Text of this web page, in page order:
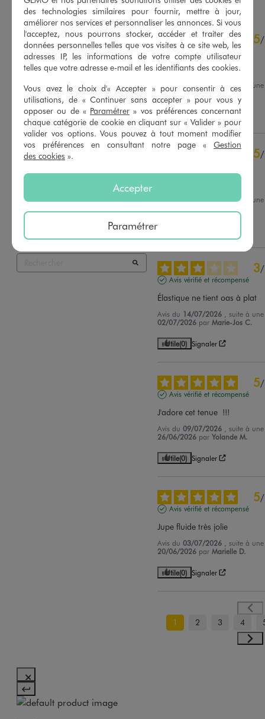
4.7/5
Basé sur77
avis soumis à un
contrôle
Voir tous les avis sur ce site
59
4étoiles
2
1
Trier les avis
5/
Avis vérifié et récompensé
Parfait !
07/08/2026
, suite à
25/07/2026 parPascal Z.
Utile(0) Signaler
5/
, suite à
3/
Avis vérifié et récompensé
Élastique ne tient oas à plat
Avis du 14/07/2026
, suite à
02/07/2026 parMarie-Jos C.
Utile(0) Signaler
5/
Avis vérifié et récompensé
J'adore cet tenue  !!!
Avis du09/07/2026
, suite à
26/06/2026 parYolande M.
Utile(0) Signaler
5/
Avis vérifié et récompensé
Jupe fluide très jolie
Avis du03/07/2026
, suite à
20/06/2026 parMarielle D.
Utile(0) Signaler
1 2 3 4
des technologies similaires pour fournir, mettre à jour,
améliorer nos services et personnaliser les annonces. Si vous
l'acceptez, nous pourrons stocker, accéder et traiter des
données personnelles telles que vos visites à ce site web, les
adresses IP, les informations de votre compte utilisateur
telles que votre adresse e-mail et les identifiants des cookies.
Vous avez le choix d'« Accepter » pour consentir à ces
utilisations, de « Continuer sans accepter » pour vous y
opposer ou de « Paramétrer » vos préférences concernant
chaque catégorie de cookie en cliquant sur « Valider » pour
valider vos options. Vous pouvez à tout moment modifier
vos préférences en consultant notre page « Gestion
des cookies ».
Accepter
Paramétrer